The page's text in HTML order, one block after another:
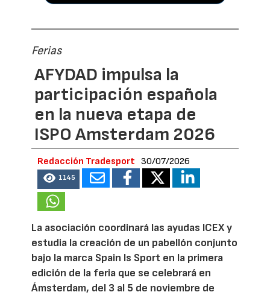
Ferias
AFYDAD impulsa la
participación española
en la nueva etapa de
ISPO Amsterdam 2026
Redacción Tradesport 30/07/2026
1145
La asociación coordinará las ayudas ICEX y
estudia la creación de un pabellón conjunto
bajo la marca Spain Is Sport en la primera
edición de la feria que se celebrará en
Ámsterdam, del 3 al 5 de noviembre de